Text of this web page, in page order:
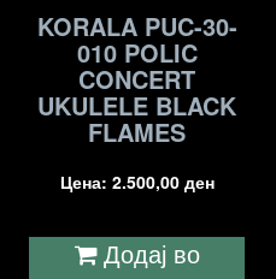
KORALA PUC-30-
010 POLIC
CONCERT
UKULELE BLACK
FLAMES
Цена: 2.500,00 ден
Додај во